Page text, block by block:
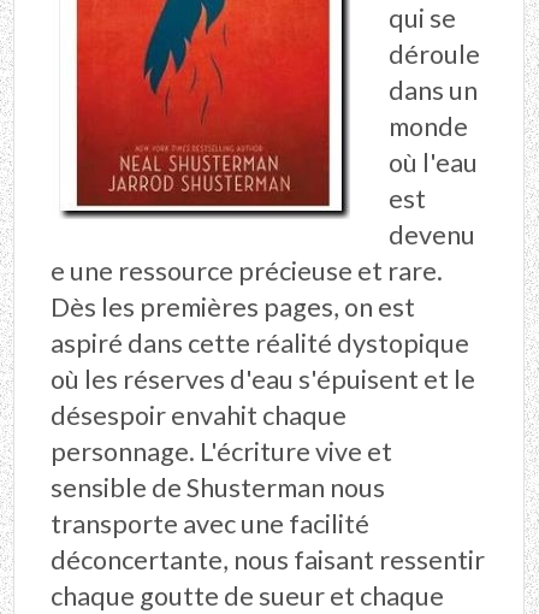
qui se
déroule
dans un
monde
où l'eau
est
devenu
e une ressource précieuse et rare.
Dès les premières pages, on est
aspiré dans cette réalité dystopique
où les réserves d'eau s'épuisent et le
désespoir envahit chaque
personnage. L'écriture vive et
sensible de Shusterman nous
transporte avec une facilité
déconcertante, nous faisant ressentir
chaque goutte de sueur et chaque